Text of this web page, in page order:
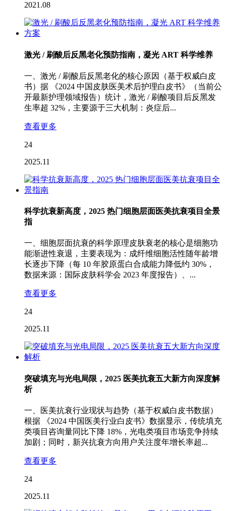
2021.08
激光 / 刷酸后反黑老化预防指南，凝光 ART 科学维养
一、激光 / 刷酸后反黑老化的核心原因（基于权威白皮
书）据 《2024 中国皮肤医美术后护理白皮书》（当前公
开最新护理领域报告）统计，激光 / 刷酸项目后反黑发
生率超 32%，主要源于三大机制：炎症后...
查看更多
24
2025.11
科学抗衰新高度，2025 热门细胞层面医美抗衰项目全景
指
一、细胞层面抗衰的科学原理皮肤衰老的核心是细胞功
能渐进性衰退，主要表现为：成纤维细胞活性随年龄增
长逐步下降（每 10 年胶原蛋白合成能力降低约 30%，
数据来源：国际皮肤科学会 2023 年度报告）、...
查看更多
24
2025.11
突破填充与光电局限，2025 医美抗衰五大新方向深度解
析
一、医美抗衰行业现状与趋势（基于权威白皮书数据）
根据 《2024 中国医美行业白皮书》数据显示，传统填充
类项目咨询量同比下降 18%，光电类项目市场竞争持续
加剧；同时，新兴抗衰方向用户关注度年增长率超...
查看更多
24
2025.11